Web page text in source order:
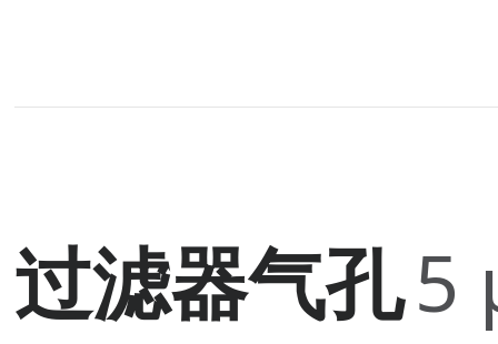
过滤器气孔5